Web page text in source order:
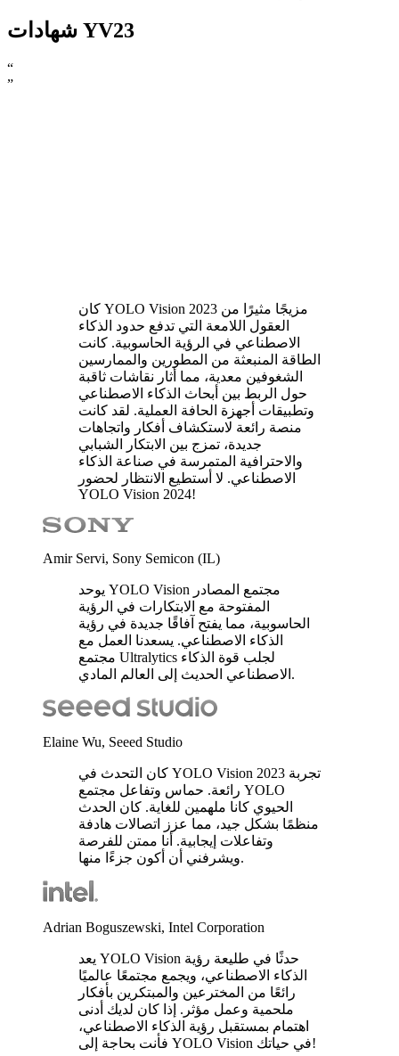
شهادات YV23
“
”
كان YOLO Vision 2023 مزيجًا مثيرًا من
العقول اللامعة التي تدفع حدود الذكاء
الاصطناعي في الرؤية الحاسوبية. كانت
الطاقة المنبعثة من المطورين والممارسين
الشغوفين معدية، مما أثار نقاشات ثاقبة
حول الربط بين أبحاث الذكاء الاصطناعي
وتطبيقات أجهزة الحافة العملية. لقد كانت
منصة رائعة لاستكشاف أفكار واتجاهات
جديدة، تمزج بين الابتكار الشبابي
والاحترافية المتمرسة في صناعة الذكاء
الاصطناعي. لا أستطيع الانتظار لحضور
YOLO Vision 2024!
Amir Servi, Sony Semicon (IL)
يوحد YOLO Vision مجتمع المصادر
المفتوحة مع الابتكارات في الرؤية
الحاسوبية، مما يفتح آفاقًا جديدة في رؤية
الذكاء الاصطناعي. يسعدنا العمل مع
مجتمع Ultralytics لجلب قوة الذكاء
الاصطناعي الحديث إلى العالم المادي.
Elaine Wu, Seeed Studio
كان التحدث في YOLO Vision 2023 تجربة
رائعة. حماس وتفاعل مجتمع YOLO
الحيوي كانا ملهمين للغاية. كان الحدث
منظمًا بشكل جيد، مما عزز اتصالات هادفة
وتفاعلات إيجابية. أنا ممتن للفرصة
ويشرفني أن أكون جزءًا منها.
Adrian Boguszewski, Intel Corporation
يعد YOLO Vision حدثًا في طليعة رؤية
الذكاء الاصطناعي، ويجمع مجتمعًا عالميًا
رائعًا من المخترعين والمبتكرين بأفكار
ملحمية وعمل مؤثر. إذا كان لديك أدنى
اهتمام بمستقبل رؤية الذكاء الاصطناعي،
فأنت بحاجة إلى YOLO Vision في حياتك!